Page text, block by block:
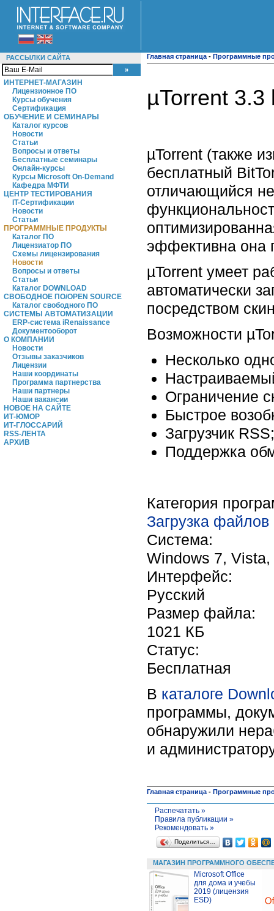
РАССЫЛКИ САЙТА
ИНТЕРНЕТ-МАГАЗИН
Лицензионное ПО
Курсы обучения
Сертификация
ОБУЧЕНИЕ И СЕМИНАРЫ
Каталог курсов
Новости
Статьи
Вопросы и ответы
Бесплатные семинары
Онлайн-курсы
Курсы Microsoft On-Demand
Кафедра МФТИ
ЦЕНТР ТЕСТИРОВАНИЯ
IT-Сертификации
Новости
Статьи
ПРОГРАММНЫЕ ПРОДУКТЫ
Каталог ПО
Лицензиатор ПО
Схемы лицензирования
Новости
Вопросы и ответы
Статьи
Каталог DOWNLOAD
СВОБОДНОЕ ПО/OPEN SOURCE
Каталог свободного ПО
СИСТЕМЫ АВТОМАТИЗАЦИИ
ERP-система iRenaissance
Документооборот
О КОМПАНИИ
Новости
Отзывы заказчиков
Лицензии
Наши координаты
Программа партнерства
Наши партнеры
Наши вакансии
НОВОЕ НА САЙТЕ
ИТ-ЮМОР
ИТ-ГЛОССАРИЙ
RSS-ЛЕНТА
АРХИВ
Главная страница - Программные
µTorrent
µTorrent (также
бесплатный
отличающийся
эффективна она
µTorrent умеет
автоматически
посредством
Возможности
Несколько
Ограничение
Быстрое
Загрузчик RSS;
Поддержка
Категория
Загрузка файлов
Система:
Windows 7, Vista,
Интерфейс:
Русский
Размер файла:
1021 КБ
Статус:
Бесплатная
В каталоге
программы,
обнаружили
и
Главная страница - Программные
Распечатать »
Правила публикации »
Рекомендовать »
Поделиться…
МАГАЗИН ПРОГРАММНОГО
Microsoft Office
для дома и учебы
2019 (лицензия
ESD)